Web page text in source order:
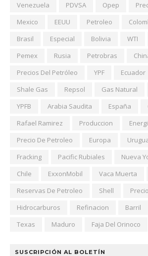
Venezuela PDVSA Opep
Mexico
EEUU Petroleo
Brasil
Especial Bolivia WTI
Pemex
Rusia Petrobras
Precios Del Petróleo
YPF Ecuador
Shale Gas
Repsol Gas Natural
YPFB
Arabia Saudita España
Rafael Ramirez
Produccion
Precio De Petroleo
Europa
Fracking
Pacific Rubiales Nueva
Chile
ExxonMobil Vaca Muerta
Reservas De Petroleo
Shell
Hidrocarburos
Refinacion Barril
Texas
Maduro Faja Del Orinoco
SUSCRIPCIÓN AL BOLETÍN